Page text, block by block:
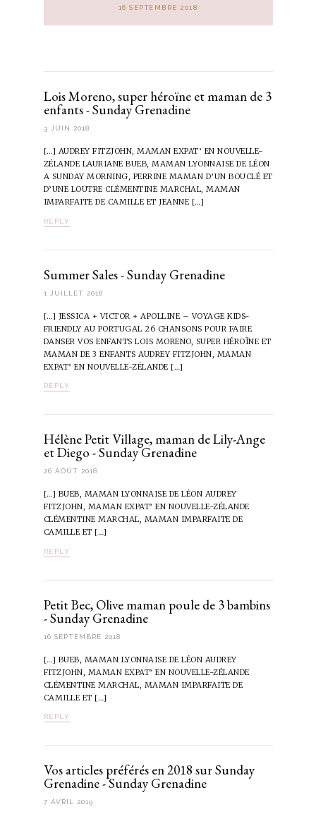
16 SEPTEMBRE 2018
Lois Moreno, super héroïne et maman de 3
enfants - Sunday Grenadine
3 JUIN 2018
[…] AUDREY FITZJOHN, MAMAN EXPAT’ EN NOUVELLE-
ZÉLANDE LAURIANE BUEB, MAMAN LYONNAISE DE LÉON
A SUNDAY MORNING, PERRINE MAMAN D’UN BOUCLÉ ET
D’UNE LOUTRE CLÉMENTINE MARCHAL, MAMAN
IMPARFAITE DE CAMILLE ET JEANNE […]
REPLY
Summer Sales - Sunday Grenadine
1 JUILLET 2018
[…] JESSICA + VICTOR + APOLLINE – VOYAGE KIDS-
FRIENDLY AU PORTUGAL 26 CHANSONS POUR FAIRE
DANSER VOS ENFANTS LOIS MORENO, SUPER HÉROÏNE ET
MAMAN DE 3 ENFANTS AUDREY FITZJOHN, MAMAN
EXPAT’ EN NOUVELLE-ZÉLANDE […]
REPLY
Hélène Petit Village, maman de Lily-Ange
et Diego - Sunday Grenadine
26 AOÛT 2018
[…] BUEB, MAMAN LYONNAISE DE LÉON AUDREY
FITZJOHN, MAMAN EXPAT’ EN NOUVELLE-ZÉLANDE
CLÉMENTINE MARCHAL, MAMAN IMPARFAITE DE
CAMILLE ET […]
REPLY
Petit Bec, Olive maman poule de 3 bambins
- Sunday Grenadine
16 SEPTEMBRE 2018
[…] BUEB, MAMAN LYONNAISE DE LÉON AUDREY
FITZJOHN, MAMAN EXPAT’ EN NOUVELLE-ZÉLANDE
CLÉMENTINE MARCHAL, MAMAN IMPARFAITE DE
CAMILLE ET […]
REPLY
Vos articles préférés en 2018 sur Sunday
Grenadine - Sunday Grenadine
7 AVRIL 2019